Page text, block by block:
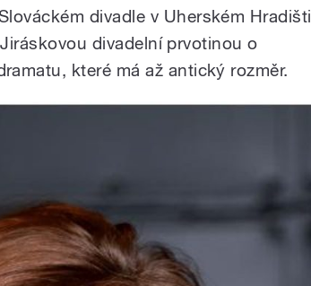
divadle v Uherském Hradišti
divadelní prvotinou o
které má až antický rozměr.